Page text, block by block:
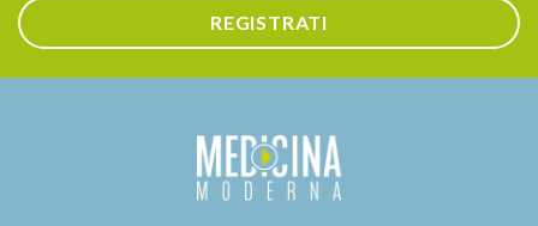
REGISTRATI